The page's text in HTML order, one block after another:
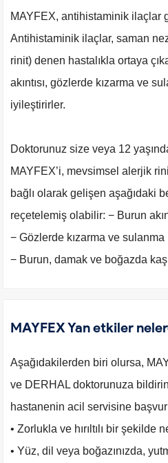
MAYFEX, antihistaminik ilaçlar
Antihistaminik ilaçlar, saman
rinit) denen hastalıkla ortaya
akıntısı, gözlerde kızarma ve
iyileştirirler.
Doktorunuz size veya 12
MAYFEX’i, mevsimsel alerjik
bağlı olarak gelişen aşağıdaki
reçetelemiş olabilir: − Burun
− Gözlerde kızarma ve sulanma
− Burun, damak ve boğazda
MAYFEX Yan etkiler
Aşağıdakilerden biri olursa,
ve DERHAL doktorunuza
hastanenin acil servisine
• Zorlukla ve hırıltılı bir şekilde
• Yüz, dil veya boğazınızda,